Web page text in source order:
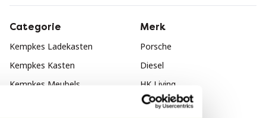
Categorie
Kempkes Ladekasten
Kempkes Kasten
Kempkes Meubels
Merk
Porsche
Diesel
HK Living
Stijl